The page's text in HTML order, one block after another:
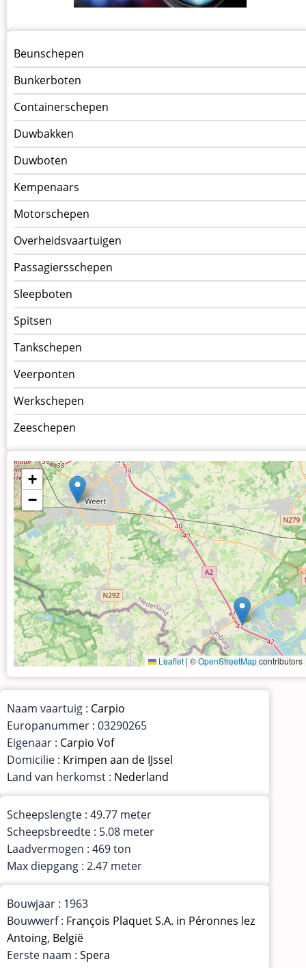
Menu
Schepen
Beunschepen
Bunkerboten
Containerschepen
Duwbakken
Duwboten
Kempenaars
Motorschepen
Overheidsvaartuigen
Passagiersschepen
Sleepboten
Spitsen
Tankschepen
Veerponten
Werkschepen
Zeeschepen
+
−
Leaflet | ©OpenStreetMapcontributors
Naam vaartuig : Carpio
Europanummer : 03290265
Eigenaar : Carpio Vof
Domicilie : Krimpen aan de IJssel
Land van herkomst : Nederland
Scheepslengte : 49.77 meter
Scheepsbreedte : 5.08 meter
Laadvermogen : 469 ton
Max diepgang : 2.47 meter
Bouwjaar : 1963
Bouwwerf : François Plaquet S.A. in Péronnes lez
Antoing, België
Eerste naam : Spera